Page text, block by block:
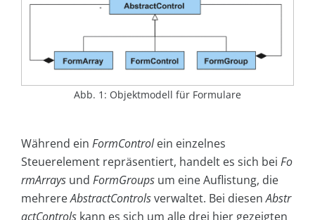
Abb. 1: Objektmodell für Formulare
Während ein FormControlein einzelnes
Steuerelement repräsentiert, handelt es sich bei Fo
rmArrays und FormGroups um eine Auflistung, die
mehrereAbstractControlsverwaltet. Bei diesenAbstr
actControls kann es sich um alle drei hier gezeigten